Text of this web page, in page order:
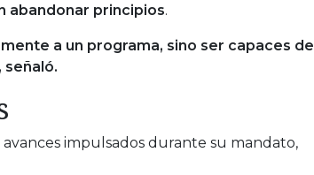
abandonar principios.
a un programa, sino ser capaces de
señaló.
impulsados durante su mandato,